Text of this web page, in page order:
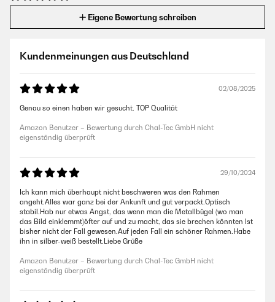
Eigene Bewertung schreiben
Kundenmeinungen aus Deutschland
02/08/2025
Genau so einen haben wir gesucht. TOP Qualität
Amazon Benutzer – Bewertung durch Chal-Tec GmbH nicht
eigenständig überprüft
29/10/2024
Ich kann mich überhaupt nicht beschweren was den Rahmen
angeht.Alles war ganz bei der Ankunft und gut verpackt.Optisch
stabil.Hab nur etwas Angst, das wenn man die Metallbügel (wo man
das Bild einklemmt)öfter auf und zu macht, das sie brechen könnten Ist
bisher nicht der Fall gewesen.Auf jeden Fall ein schöner Rahmen.Habe
ihn in silber-weiß bestellt.Liebe Grüße
Amazon Benutzer – Bewertung durch Chal-Tec GmbH nicht
eigenständig überprüft